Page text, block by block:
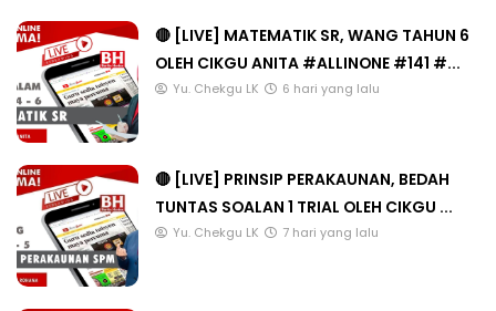
🔴 [LIVE] MATEMATIK SR, WANG TAHUN 6
OLEH CIKGU ANITA #ALLINONE #141 #...
Yu. Chekgu LK 6 hari yang lalu
🔴 [LIVE] PRINSIP PERAKAUNAN, BEDAH
TUNTAS SOALAN 1 TRIAL OLEH CIKGU ...
Yu. Chekgu LK 7 hari yang lalu